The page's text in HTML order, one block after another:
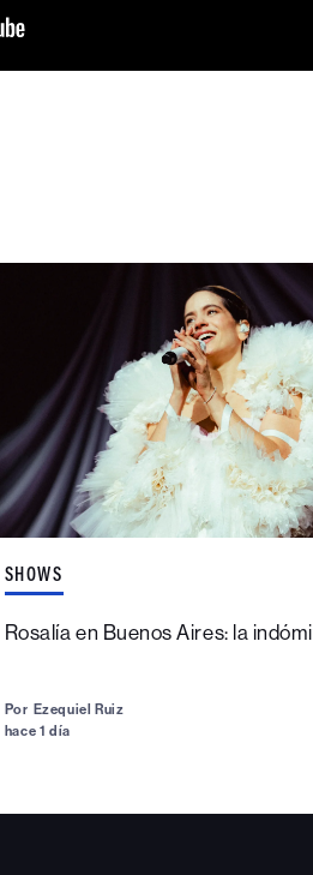
SHOWS
Rosalía en Buenos Aires: la
Por Ezequiel Ruiz
hace 1 día